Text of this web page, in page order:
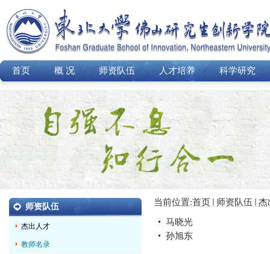
首页 概 况 师资队伍 人才培养 科学研究
师资队伍
杰出人才
教师名录
当前位置:首页 师资队伍 杰
马晓光
孙旭东